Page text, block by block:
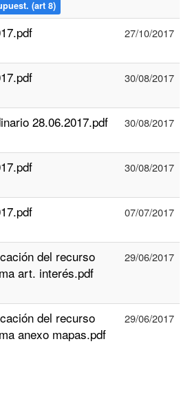
(art 8)
27/10/2017
30/08/2017
28.06.2017.pdf 30/08/2017
30/08/2017
07/07/2017
del recurso
art. interés.pdf
29/06/2017
del recurso
anexo mapas.pdf
29/06/2017